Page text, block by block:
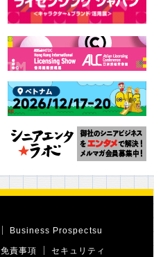
Business Prospectsu
免責事項 セキュリティ